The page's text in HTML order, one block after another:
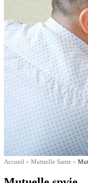
Accueil » Mutuelle Sante »